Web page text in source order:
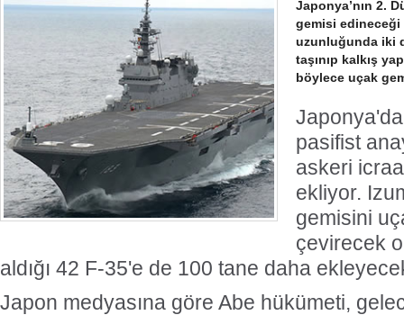
Japonya’nın 2.
gemisi
uzunluğunda iki
taşınıp kalkış
böylece uçak
pasifist
askeri
ekliyor.
gemisini
çevirecek
aldığı 42 F-35'e de 100 tane daha
Japon medyasına göre Abe hükümeti,